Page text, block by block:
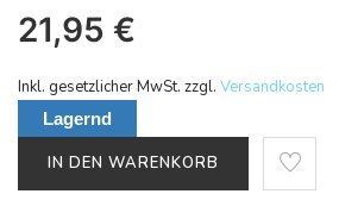
21,95 €
Inkl. gesetzlicher MwSt. zzgl. Versandkosten
Lagernd
IN DEN WARENKORB